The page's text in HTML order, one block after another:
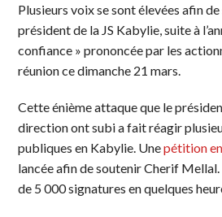
Plusieurs voix se sont élevées afin
président de la JS Kabylie, suite à
confiance » prononcée par les
réunion ce dimanche 21 mars.
Cette énième attaque que le
direction ont subi a fait réagir
publiques en Kabylie. Unepétition
lancée afin de soutenir Cherif
de 5 000 signatures en quelques